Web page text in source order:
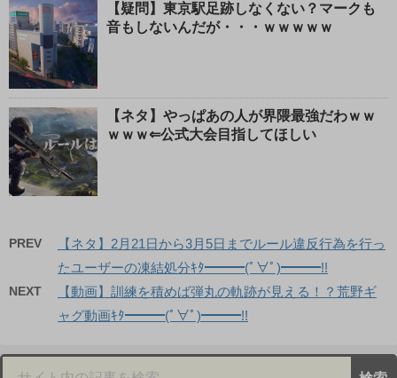
【疑問】東京駅足跡しなくない？マークも
音もしないんだが・・・ｗｗｗｗｗ
【ネタ】やっぱあの人が界隈最強だわｗｗ
ｗｗｗ⇐公式大会目指してほしい
PREV
【ネタ】2月21日から3月5日までルール違反行為を行っ
たユーザーの凍結処分ｷﾀ━━━(ﾟ∀ﾟ)━━━!!
NEXT
【動画】訓練を積めば弾丸の軌跡が見える！？荒野ギ
ャグ動画ｷﾀ━━━(ﾟ∀ﾟ)━━━!!